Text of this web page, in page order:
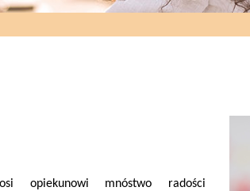
opiekunowi mnóstwo radości